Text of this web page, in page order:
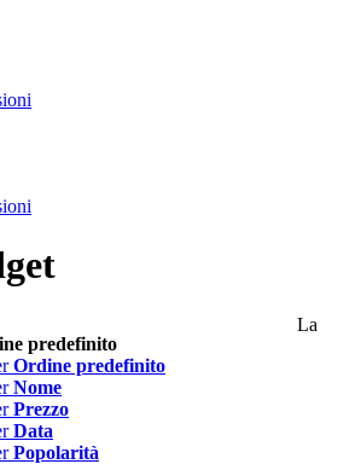
predefinito
Ordine predefinito
Nome
Prezzo
Data
Popolarità
La